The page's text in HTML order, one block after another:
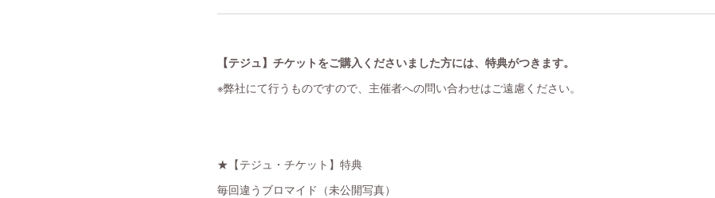
【テジュ】チケットをご購入くださいました方には、特典がつきます。
※弊社にて行うものですので、主催者への問い合わせはご遠慮ください。
★【テジュ・チケット】特典
毎回違うブロマイド（未公開写真）